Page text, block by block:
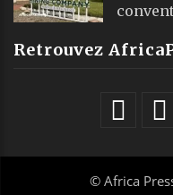
Retrouvez
© Africa